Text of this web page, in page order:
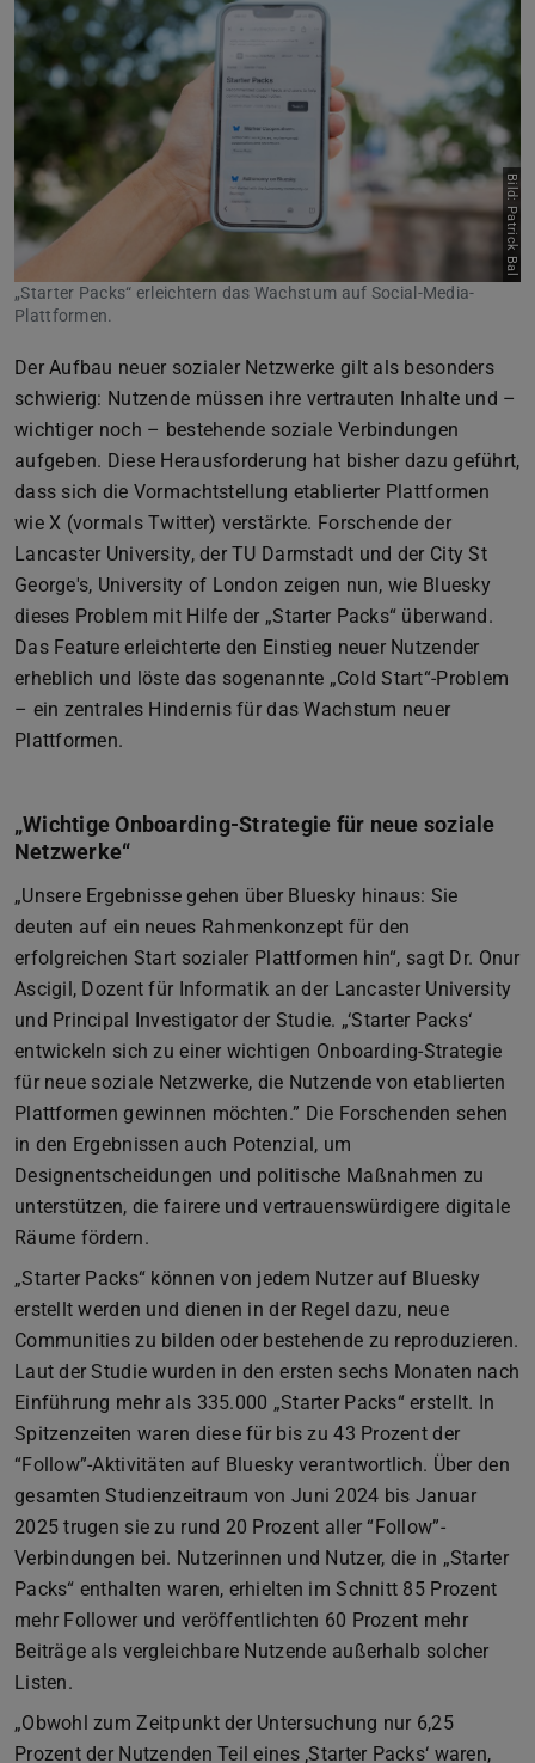
Bild: Patrick Bal
„Starter Packs“ erleichtern das Wachstum auf Social-Media-
Plattformen.
Der Aufbau neuer sozialer Netzwerke gilt als besonders
schwierig: Nutzende müssen ihre vertrauten Inhalte und –
wichtiger noch – bestehende soziale Verbindungen
aufgeben. Diese Herausforderung hat bisher dazu geführt,
dass sich die Vormachtstellung etablierter Plattformen
wie X (vormals Twitter) verstärkte. Forschende der
Lancaster University, der TU Darmstadt und der City St
George's, University of London zeigen nun, wie Bluesky
dieses Problem mit Hilfe der „Starter Packs“ überwand.
Das Feature erleichterte den Einstieg neuer Nutzender
erheblich und löste das sogenannte „Cold Start“-Problem
– ein zentrales Hindernis für das Wachstum neuer
Plattformen.
„Wichtige Onboarding-Strategie für neue soziale
Netzwerke“
„Unsere Ergebnisse gehen über Bluesky hinaus: Sie
deuten auf ein neues Rahmenkonzept für den
erfolgreichen Start sozialer Plattformen hin“, sagt Dr. Onur
Ascigil, Dozent für Informatik an der Lancaster University
und Principal Investigator der Studie. „‘Starter Packs‘
entwickeln sich zu einer wichtigen Onboarding-Strategie
für neue soziale Netzwerke, die Nutzende von etablierten
Plattformen gewinnen möchten.” Die Forschenden sehen
in den Ergebnissen auch Potenzial, um
Designentscheidungen und politische Maßnahmen zu
unterstützen, die fairere und vertrauenswürdigere digitale
Räume fördern.
„Starter Packs“ können von jedem Nutzer auf Bluesky
erstellt werden und dienen in der Regel dazu, neue
Communities zu bilden oder bestehende zu reproduzieren.
Laut der Studie wurden in den ersten sechs Monaten nach
Einführung mehr als 335.000 „Starter Packs“ erstellt. In
Spitzenzeiten waren diese für bis zu 43 Prozent der
“Follow”-Aktivitäten auf Bluesky verantwortlich. Über den
gesamten Studienzeitraum von Juni 2024 bis Januar
2025 trugen sie zu rund 20 Prozent aller “Follow”-
Verbindungen bei. Nutzerinnen und Nutzer, die in „Starter
Packs“ enthalten waren, erhielten im Schnitt 85 Prozent
mehr Follower und veröffentlichten 60 Prozent mehr
Beiträge als vergleichbare Nutzende außerhalb solcher
Listen.
„Obwohl zum Zeitpunkt der Untersuchung nur 6,25
Prozent der Nutzenden Teil eines ‚Starter Packs‘ waren,